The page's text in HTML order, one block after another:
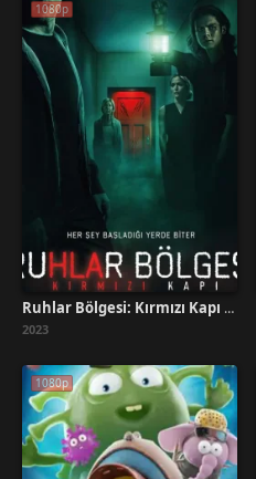
1080p
Ruhlar Bölgesi: Kırmızı Kapı Türkçe Dublaj İzle
2023
1080p